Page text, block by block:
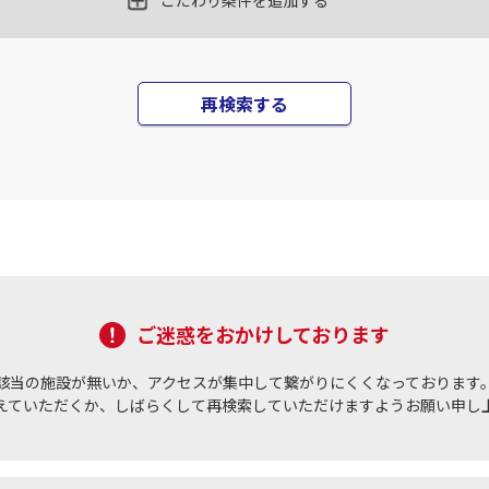
再検索する
ご迷惑をおかけしております
当の施設が無いか、アクセスが集中して繋がりにくくなっております。
ていただくか、しばらくして再検索していただけますようお願い申し